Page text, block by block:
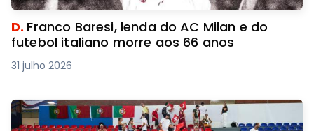
D. Franco Baresi, lenda do AC Milan e do
futebol italiano morre aos 66 anos
31 julho 2026